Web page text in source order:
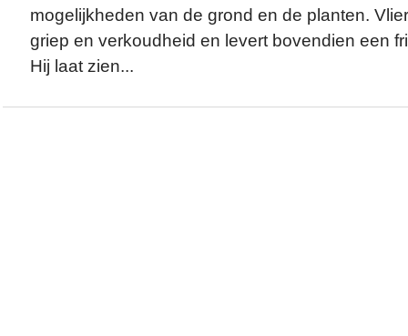
mogelijkheden van de grond en de planten.
griep en verkoudheid en levert bovendien een
Hij laat zien...